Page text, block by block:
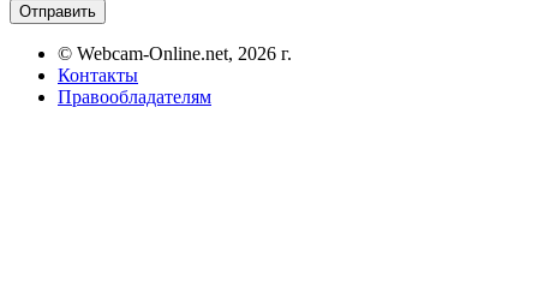
Отправить
© Webcam-Online.net, 2026 г.
Контакты
Правообладателям